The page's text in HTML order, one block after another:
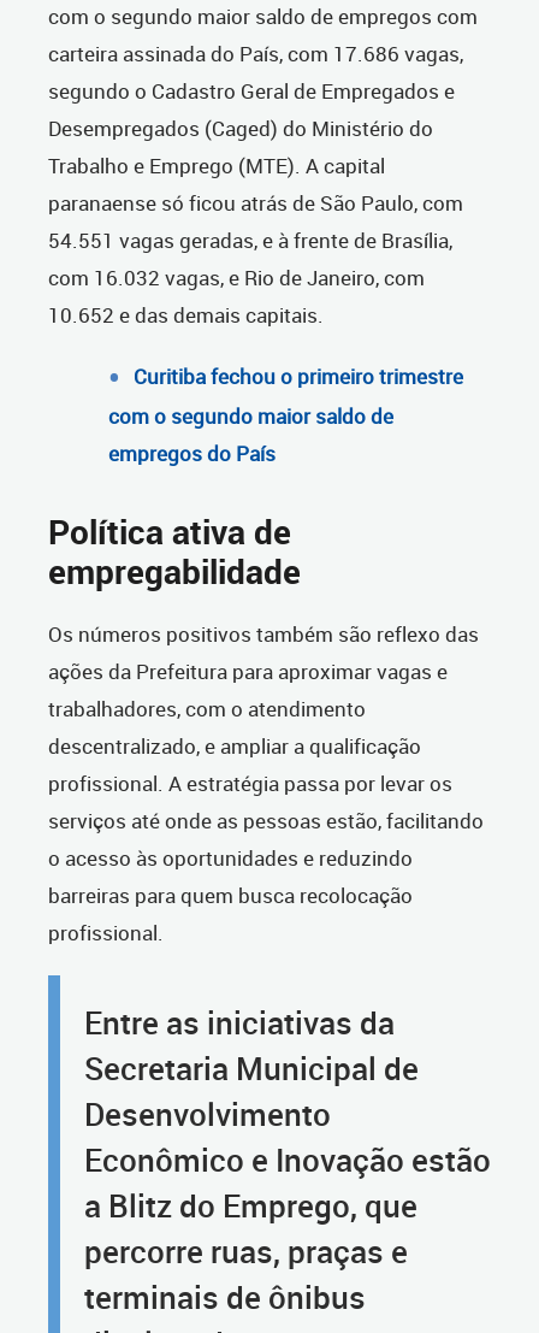
com o segundo maior saldo de empregos com
carteira assinada do País, com 17.686 vagas,
segundo o Cadastro Geral de Empregados e
Desempregados (Caged) do Ministério do
Trabalho e Emprego (MTE). A capital
paranaense só ficou atrás de São Paulo, com
54.551 vagas geradas, e à frente de Brasília,
com 16.032 vagas, e Rio de Janeiro, com
10.652 e das demais capitais.
Curitiba fechou o primeiro trimestre
com o segundo maior saldo de
empregos do País
Política ativa de
empregabilidade
Os números positivos também são reflexo das
ações da Prefeitura para aproximar vagas e
trabalhadores, com o atendimento
descentralizado, e ampliar a qualificação
profissional. A estratégia passa por levar os
serviços até onde as pessoas estão, facilitando
o acesso às oportunidades e reduzindo
barreiras para quem busca recolocação
profissional.
Entre as iniciativas da
Secretaria Municipal de
Desenvolvimento
Econômico e Inovação estão
a Blitz do Emprego, que
percorre ruas, praças e
terminais de ônibus